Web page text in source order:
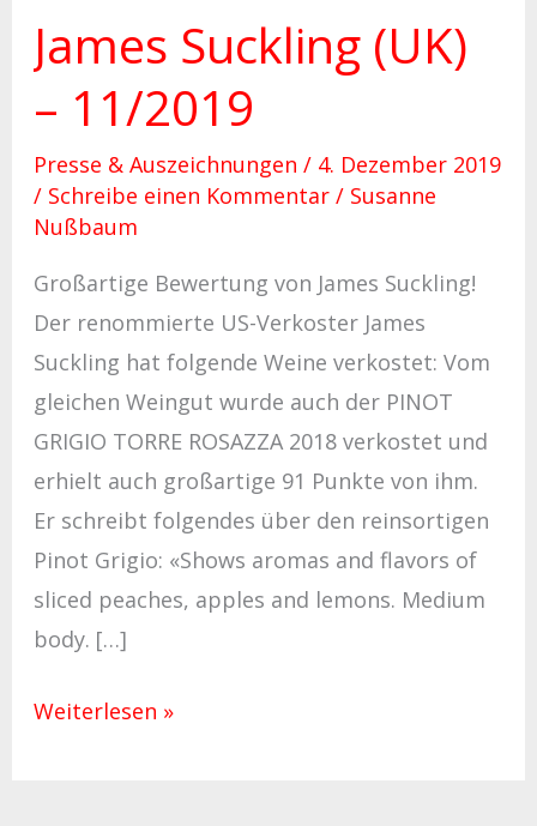
James Suckling (UK)
– 11/2019
Presse & Auszeichnungen / 4. Dezember 2019
/ Schreibe einen Kommentar / Susanne
Nußbaum
Großartige Bewertung von James Suckling!
Der renommierte US-Verkoster James
Suckling hat folgende Weine verkostet: Vom
gleichen Weingut wurde auch der PINOT
GRIGIO TORRE ROSAZZA 2018 verkostet und
erhielt auch großartige 91 Punkte von ihm.
Er schreibt folgendes über den reinsortigen
Pinot Grigio: «Shows aromas and flavors of
sliced peaches, apples and lemons. Medium
body. […]
Weiterlesen »